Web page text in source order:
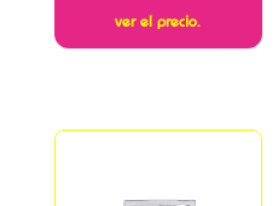
ver el precio.